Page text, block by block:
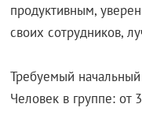
продуктивным,
своих сотрудников,
Требуемый
Человек в группе: от